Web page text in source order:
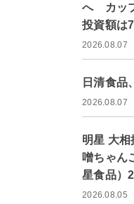
へ カッ
投資額は
2026.08.07
日清食品
2026.08.07
明星 大
噌ちゃん
星食品）
2026.08.05